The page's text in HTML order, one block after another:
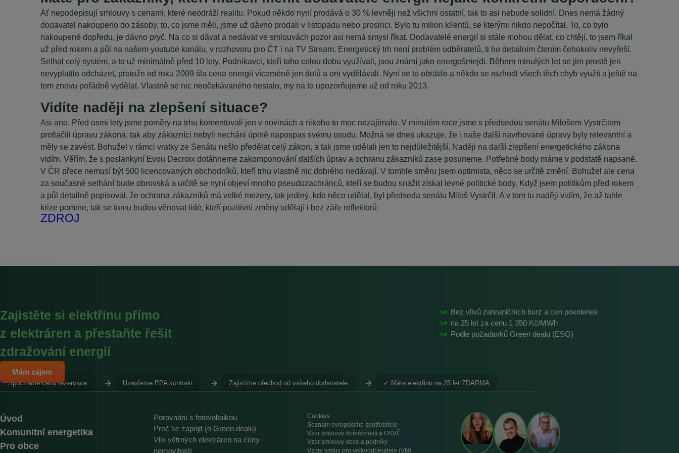
Ať nepodepisují smlouvy s cenami, které neodráží realitu. Pokud někdo nyní prodává o 30 % levněji než všichni ostatní, tak to asi nebude solidní. Dnes nemá žádný
dodavatel nakoupeno do zásoby, to, co jsme měli, jsme už dávno prodali v listopadu nebo prosinci. Bylo tu milion klientů, se kterými nikdo nepočítal. To, co bylo
nakoupené dopředu, je dávno pryč. Na co si dávat a nedávat ve smlouvách pozor asi nemá smysl říkat. Dodavatelé energií si stále mohou dělat, co chtějí, to jsem říkal
už před rokem a půl na našem youtube kanálu, v rozhovoru pro ČT i na TV Stream. Energetický trh není problém odběratelů, ti ho detailním čtením čehokoliv nevyřeší.
Selhal celý systém, a to už minimálně před 10 lety. Podnikavci, kteří toho celou dobu využívali, jsou známí jako energošmejdi. Během minulých let se jim prostě jen
nevyplatilo odcházet, protože od roku 2009 šla cena energií víceméně jen dolů a oni vydělávali. Nyní se to obrátilo a někdo se rozhodl všech těch chyb využít a ještě na
tom znovu pořádně vydělat. Vlastně se nic neočekávaného nestalo, my na to upozorňujeme už od roku 2013.
Vidíte naději na zlepšení situace?
Asi ano. Před osmi lety jsme poměry na trhu komentovali jen v novinách a nikoho to moc nezajímalo. V minulém roce jsme s předsedou senátu Milošem Vystrčilem
protlačili úpravu zákona, tak aby zákazníci nebyli necháni úplně napospas svému osudu. Možná se dnes ukazuje, že i naše další navrhované úpravy byly relevantní a
měly se zavést. Bohužel v rámci vratky ze Senátu nešlo předělat celý zákon, a tak jsme udělali jen to nejdůležitější. Naději na další zlepšení energetického zákona
vidím. Věřím, že s poslankyní Evou Decroix dotáhneme zakomponování dalších úprav a ochranu zákazníků zase posuneme. Potřebné body máme v podstatě napsané.
V ČR přece nemusí být 500 licencovaných obchodníků, kteří trhu vlastně nic dobrého nedávají. V tomhle směru jsem optimista, něco se určitě změní. Bohužel ale cena
za současné selhání bude obrovská a určitě se nyní objeví mnoho pseudozachránců, kteří se budou snažit získat levné politické body. Když jsem politikům před rokem
a půl detailně popisoval, že ochrana zákazníků má velké mezery, tak jediný, kdo něco udělal, byl předseda senátu Miloš Vystrčil. A v tom tu naději vidím, že až tahle
krize pomine, tak se tomu budou věnovat lidé, kteří pozitivní změny udělají i bez záře reflektorů.
ZDROJ
Zajistěte si elektřinu přímo
z elektráren a přestaňte řešit
zdražování energií
Mám zájem
Bez vlivů zahraničních burz a cen povolenek
na 25 let za cenu 1 350 Kč/MWh
Podle požadavků Green dealu (ESG)
Spočítáme cenurezervace Uzavřeme PPA kontrakt Zajistíme přechod od vašeho dodavatele ︎✓ Máte elektřinu na 25 let ZDARMA
Úvod
Komunitní energetika
Pro obce
Porovnání s fotovoltaikou
Proč se zapojit (o Green dealu)
Vliv větrných elektráren na ceny
nemovitostí
Cookies
Seznam evropského spotřebitele
Vzor smlouvy domácnosti a OSVČ
Vzor smlouvy obce a podniky
Vzory smluv pro velkoodběratele (VN)